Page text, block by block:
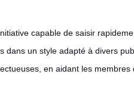
capable de saisir
dans un style adapté à divers
en aidant les